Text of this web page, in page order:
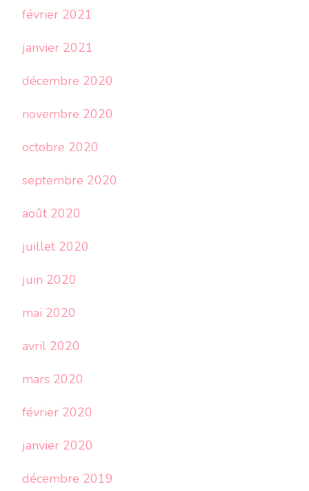
février 2021
janvier 2021
décembre 2020
novembre 2020
octobre 2020
septembre 2020
août 2020
juillet 2020
juin 2020
mai 2020
avril 2020
mars 2020
février 2020
janvier 2020
décembre 2019